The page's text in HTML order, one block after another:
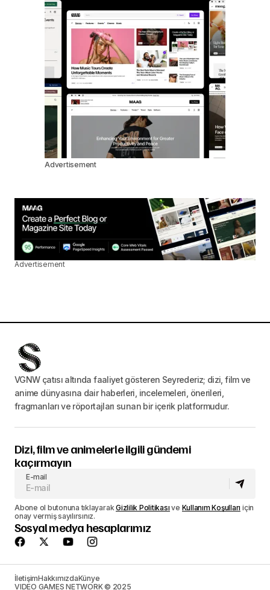
Advertisement
Advertisement
VGNW çatısı altında faaliyet gösteren Seyrederiz; dizi, film ve
anime dünyasına dair haberleri, incelemeleri, önerileri,
fragmanları ve röportajları sunan bir içerik platformudur.
Dizi, film ve animelerle ilgili gündemi
kaçırmayın
E-mail
Abone ol butonuna tıklayarakGizlilik Politikası ve Kullanım Koşulları için
onay vermiş sayılırsınız.
Sosyal medya hesaplarımız
İletişimHakkımızdaKünye
VIDEO GAMES NETWORK © 2025